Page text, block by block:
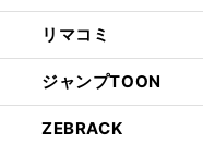
リマコミ
ジャンプTOON
ZEBRACK